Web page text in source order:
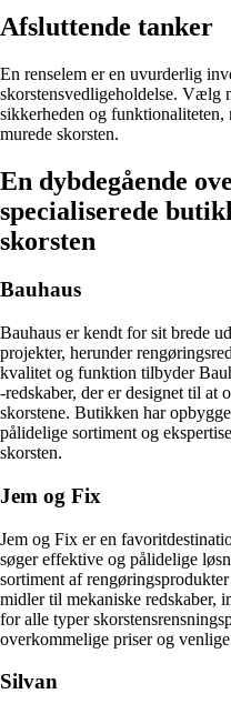
Afsluttende tanker
En renselem er en uvurderlig
skorstensvedligeholdelse. Vælg
sikkerheden og funktionaliteten,
murede skorsten.
En dybdegående
specialiserede
skorsten
Bauhaus
Bauhaus er kendt for sit brede
projekter, herunder
kvalitet og funktion tilbyder
-redskaber, der er designet til at
skorstene. Butikken har
pålidelige sortiment og
skorsten.
Jem og Fix
Jem og Fix er en
søger effektive og pålidelige
sortiment af
midler til mekaniske redskaber,
for alle typer
overkommelige priser og
Silvan